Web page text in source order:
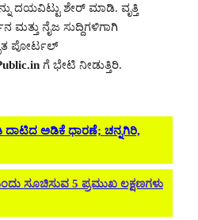
ದಯವಿಟ್ಟು ಶೇರ್ ಮಾಡಿ. ವೃತ್ತಿ
ಮತ್ತು ನೈಜ ಸುದ್ದಿಗಳಿಗಾಗಿ
ಪೋರ್ಟಲ್
ಗೆ ಭೇಟಿ ನೀಡುತ್ತಿರಿ.
ದಾಟಿದ ಅಡಿಕೆ ಧಾರಣೆ; ಚನ್ನಗಿರಿ,
ಸೂಚಿಸುವ 5 ಪ್ರಮುಖ ಲಕ್ಷಣಗಳು